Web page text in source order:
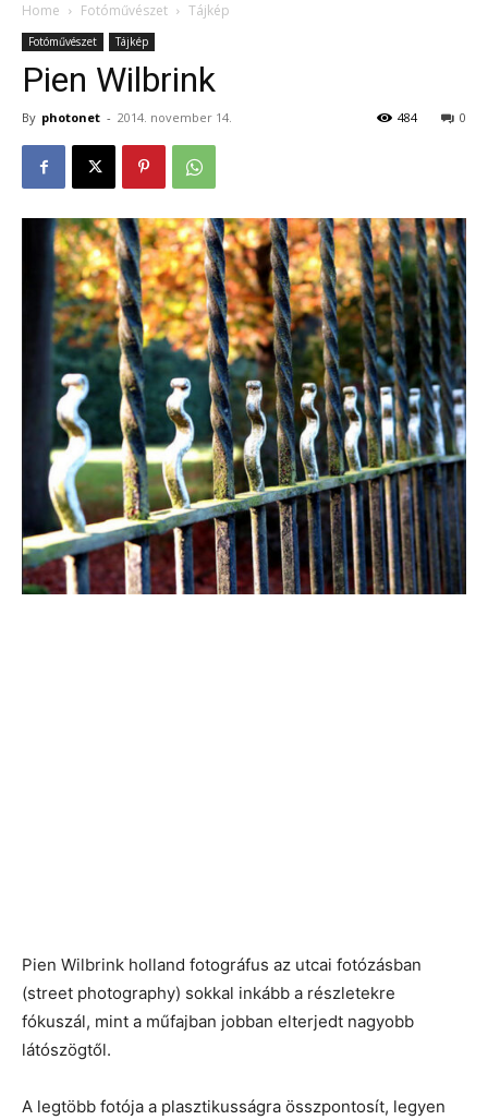
Home Fotóművészet Tájkép
Fotóművészet Tájkép
Pien Wilbrink
By photonet - 2014. november 14. 0
484
Pien Wilbrink holland fotográfus az utcai fotózásban
(street photography) sokkal inkább a részletekre
fókuszál, mint a műfajban jobban elterjedt nagyobb
látószögtől.
A legtöbb fotója a plasztikusságra összpontosít, legyen